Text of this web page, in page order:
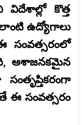
విదేశాల్లో కొత్త
ఉద్యోగాలు
సంవత్సరంలో
ఆశాజనకమైన
ఈ సంవత్సరం